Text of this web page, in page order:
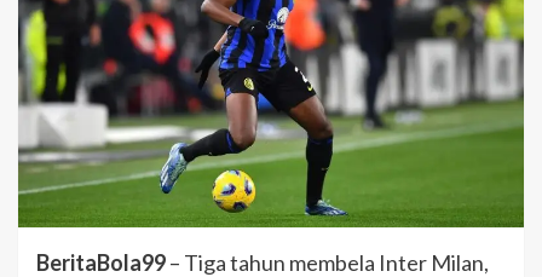
BeritaBola99– Tiga tahun membela Inter Milan,